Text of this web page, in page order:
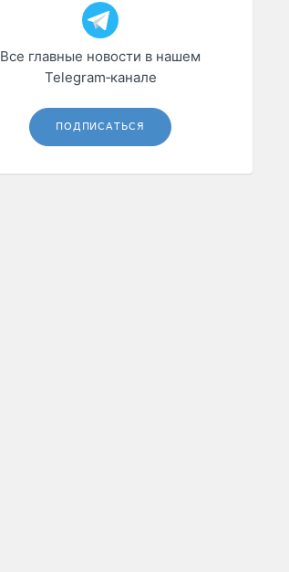
Все главные новости в нашем
Telegram‑канале
ПОДПИСАТЬСЯ